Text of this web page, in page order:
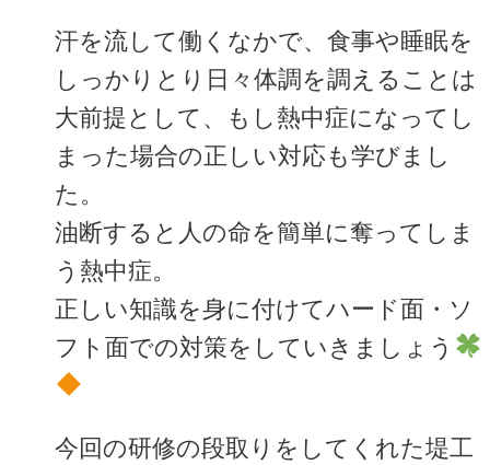
汗を流して働くなかで、食事や睡眠を
しっかりとり日々体調を調えることは
大前提として、もし熱中症になってし
まった場合の正しい対応も学びまし
た。
油断すると人の命を簡単に奪ってしま
う熱中症。
正しい知識を身に付けてハード面・ソ
フト面での対策をしていきましょう
今回の研修の段取りをしてくれた堤工